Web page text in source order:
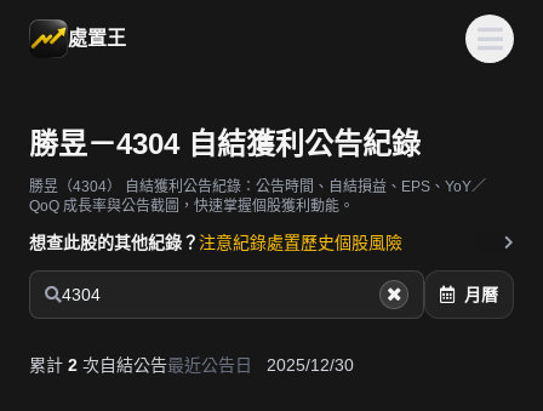
處置王
勝昱－4304 自結獲利公告紀錄
勝昱（4304）
自結獲利公告紀錄：公告時間、自結損益、EPS、YoY／
QoQ 成長率與公告截圖，快速掌握個股獲利動能。
想查此股的其他紀錄？ 注意紀錄處置歷史個股風險
4304 月曆
累計 2 次自結公告最近公告日 2025/12/30